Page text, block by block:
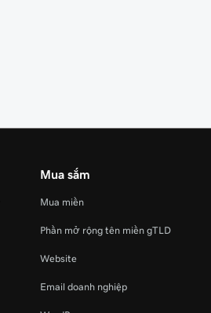
Mua sắm
Mua miền
Phần mở rộng tên miền gTLD
Website
Email doanh nghiệp